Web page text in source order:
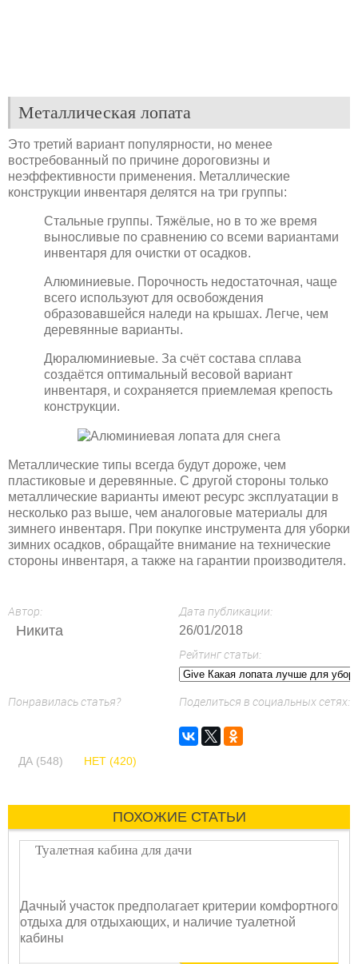
Металлическая лопата
Это третий вариант популярности, но менее
востребованный по причине дороговизны и
неэффективности применения. Металлические
конструкции инвентаря делятся на три группы:
Стальные группы. Тяжёлые, но в то же время
выносливые по сравнению со всеми вариантами
инвентаря для очистки от осадков.
Алюминиевые. Порочность недостаточная, чаще
всего используют для освобождения
образовавшейся наледи на крышах. Легче, чем
деревянные варианты.
Дюралюминиевые. За счёт состава сплава
создаётся оптимальный весовой вариант
инвентаря, и сохраняется приемлемая крепость
конструкции.
Металлические типы всегда будут дороже, чем
пластиковые и деревянные. С другой стороны только
металлические варианты имеют ресурс эксплуатации в
несколько раз выше, чем аналоговые материалы для
зимнего инвентаря. При покупке инструмента для уборки
зимних осадков, обращайте внимание на технические
стороны инвентаря, а также на гарантии производителя.
Автор:
Никита
Дата публикации:
26/01/2018
Рейтинг статьи:
Понравилась статья?
ДА (548) НЕТ (420)
Поделиться в социальных сетях:
ПОХОЖИЕ СТАТЬИ
Туалетная кабина для дачи
Дачный участок предполагает критерии комфортного
отдыха для отдыхающих, и наличие туалетной
кабины